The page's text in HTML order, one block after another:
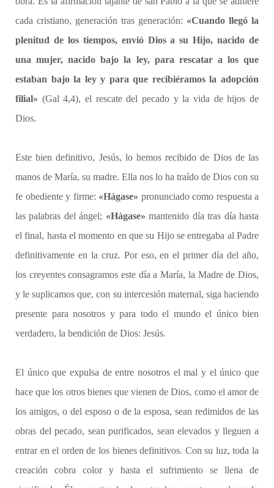
cada cristiano, generación tras generación: «Cuando llegó la
plenitud de los tiempos, envió Dios a su Hijo, nacido de
una mujer, nacido bajo la ley, para rescatar a los que
estaban bajo la ley y para que recibiéramos la adopción
filial» (Gal 4,4), el rescate del pecado y la vida de hijos de
Dios.
Este bien definitivo, Jesús, lo hemos recibido de Dios de las
manos de María, su madre. Ella nos lo ha traído de Dios con su
fe obediente y firme: «Hágase» pronunciado como respuesta a
las palabras del ángel; «Hágase» mantenido día tras día hasta
el final, hasta el momento en que su Hijo se entregaba al Padre
definitivamente en la cruz. Por eso, en el primer día del año,
los creyentes consagramos este día a María, la Madre de Dios,
y le suplicamos que, con su intercesión maternal, siga haciendo
presente para nosotros y para todo el mundo el único bien
verdadero, la bendición de Dios: Jesús.
El único que expulsa de entre nosotros el mal y el único que
hace que los otros bienes que vienen de Dios, como el amor de
los amigos, o del esposo o de la esposa, sean redimidos de las
obras del pecado, sean purificados, sean elevados y lleguen a
entrar en el orden de los bienes definitivos. Con su luz, toda la
creación cobra color y hasta el sufrimiento se llena de